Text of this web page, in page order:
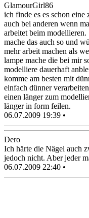
GlamourGirl86
ich finde es es schon eine
auch bei anderen wenn
arbeitet beim modellieren.
mache das auch so und
mehr arbeit machen als
lampe mache die bei mir
modelliere dauerhaft
komme am besten mit
einfach dünner
einen länger zum
länger in form feilen.
06.07.2009 19:39 •
Dero
Ich härte die Nägel auch
jedoch nicht. Aber jeder
06.07.2009 22:40 •